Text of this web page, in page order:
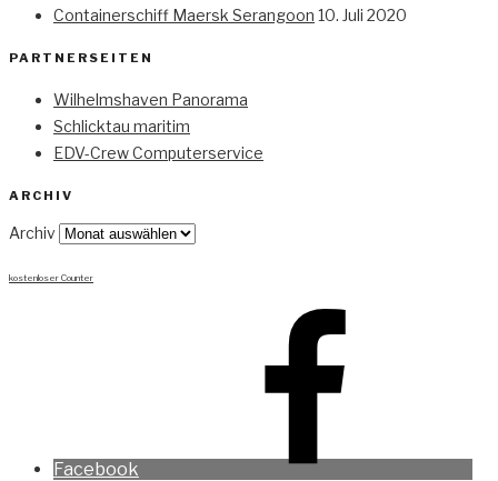
Containerschiff Maersk Serangoon 10. Juli 2020
PARTNERSEITEN
Wilhelmshaven Panorama
Schlicktau maritim
EDV-Crew Computerservice
ARCHIV
Archiv
kostenloser Counter
Facebook